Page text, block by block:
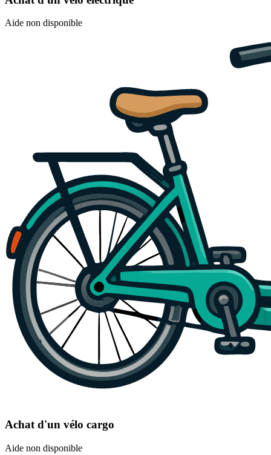
Aide non disponible
Achat d'un vélo cargo
Aide non disponible